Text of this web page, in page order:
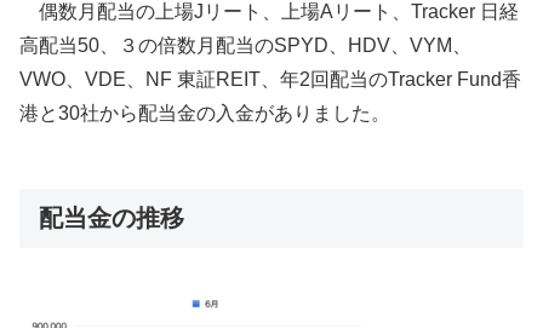
偶数月配当の上場Jリート、上場Aリート、Tracker 日経
高配当50、３の倍数月配当のSPYD、HDV、VYM、
VWO、VDE、NF 東証REIT、年2回配当のTracker Fund香
港と30社から配当金の入金がありました。
配当金の推移